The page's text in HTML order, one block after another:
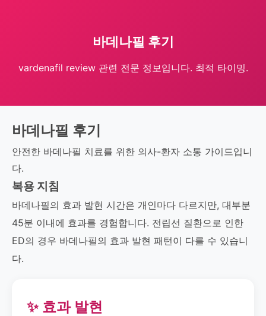
바데나필 후기
vardenafil review 관련 전문 정보입니다. 최적 타이밍.
바데나필 후기
안전한 바데나필 치료를 위한 의사-환자 소통 가이드입니
다.
복용 지침
바데나필의 효과 발현 시간은 개인마다 다르지만, 대부분
45분 이내에 효과를 경험합니다. 전립선 질환으로 인한
ED의 경우 바데나필의 효과 발현 패턴이 다를 수 있습니
다.
✨ 효과 발현